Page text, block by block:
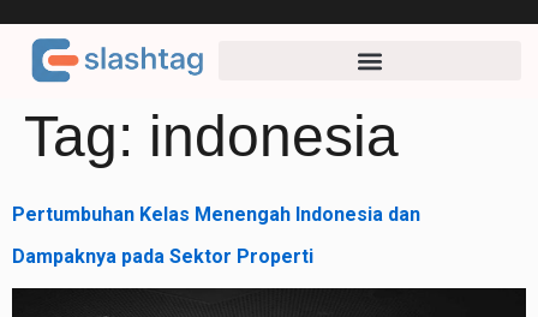
Tag: indonesia
Pertumbuhan Kelas Menengah Indonesia dan
Dampaknya pada Sektor Properti